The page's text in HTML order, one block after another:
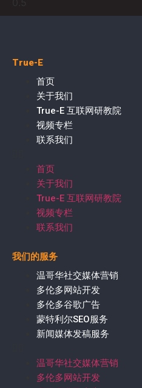
True-E
首页
关于我们
True-E 互联网研教院
视频专栏
联系我们
首页
关于我们
True-E 互联网研教院
视频专栏
联系我们
我们的服务
温哥华社交媒体营销
多伦多网站开发
多伦多谷歌广告
蒙特利尔SEO服务
新闻媒体发稿服务
温哥华社交媒体营销
多伦多网站开发